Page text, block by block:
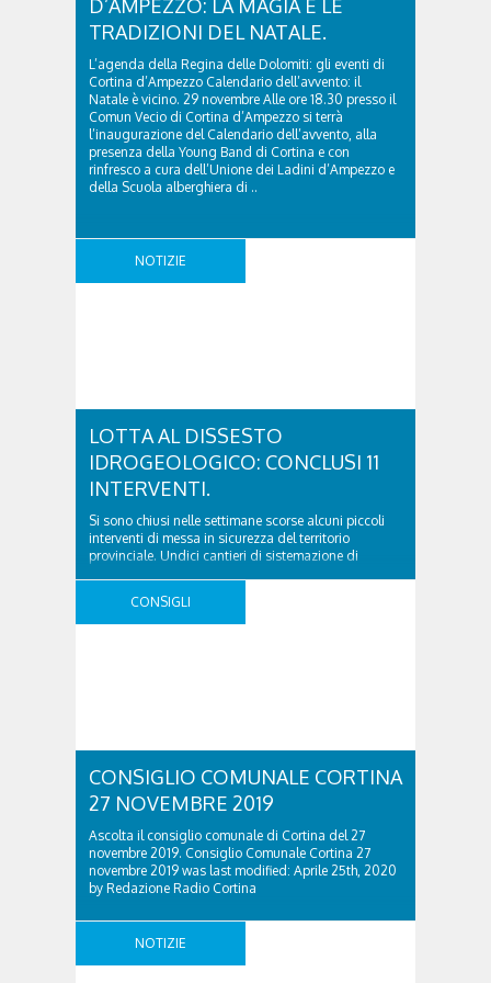
29th, 2019 by Redazione ..
D’AMPEZZO: LA MAGIA E LE
TRADIZIONI DEL NATALE.
L’agenda della Regina delle Dolomiti: gli eventi di
Cortina d’Ampezzo Calendario dell’avvento: il
Natale è vicino. 29 novembre Alle ore 18.30 presso il
Comun Vecio di Cortina d’Ampezzo si terrà
l’inaugurazione del Calendario dell’avvento, alla
presenza della Young Band di Cortina e con
rinfresco a cura dell’Unione dei Ladini d’Ampezzo e
della Scuola alberghiera di ..
NOTIZIE
LOTTA AL DISSESTO
IDROGEOLOGICO: CONCLUSI 11
INTERVENTI.
Si sono chiusi nelle settimane scorse alcuni piccoli
interventi di messa in sicurezza del territorio
provinciale. Undici cantieri di sistemazione di
operazioni in alcuni casi minime, semplici
riprofilature di scarpate o posa di reti metalliche, ma
CONSIGLI
CONSIGLIO COMUNALE CORTINA
27 NOVEMBRE 2019
Ascolta il consiglio comunale di Cortina del 27
novembre 2019. Consiglio Comunale Cortina 27
novembre 2019 was last modified: Aprile 25th, 2020
by Redazione Radio Cortina
NOTIZIE